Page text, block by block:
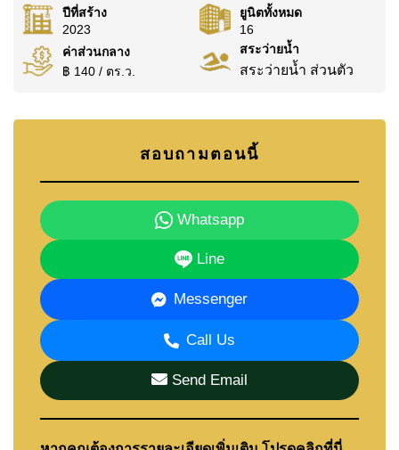
ปีที่สร้าง
2023
ยูนิตทั้งหมด
16
ค่าส่วนกลาง
฿ 140 / ตร.ว.
สระว่ายน้ำ
สระว่ายน้ำ ส่วนตัว
สอบถามตอนนี้
Whatsapp
Line
Messenger
Call Us
Send Email